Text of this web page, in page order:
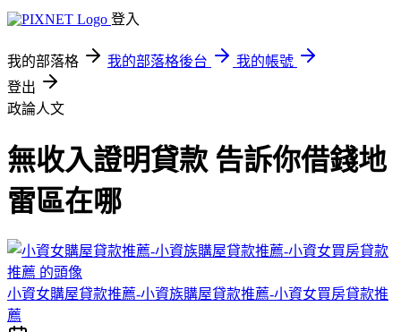
登入
我的部落格 我的部落格後台
我的帳號
登出
政論人文
無收入證明貸款 告訴你借錢地
雷區在哪
小資女購屋貸款推薦-小資族購屋貸款推薦-小資女買房貸款推
薦